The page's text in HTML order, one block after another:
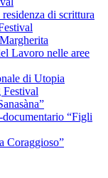
di scrittura
Lavoro nelle aree
di Utopia
Festival
“Figli
Coraggioso”